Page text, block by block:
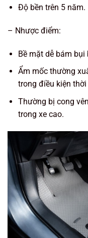
Độ bền trên 5 năm.
– Nhược điểm:
Bề mặt dễ bám bụi
Ẩm mốc thường
trong điều kiện
Thường bị cong
trong xe cao.